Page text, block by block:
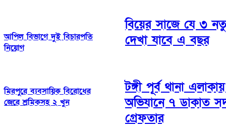
আপিল বিভাগে দুই বিচারপতি
নিয়োগ
মিরপুরে ব্যবসায়িক বিরোধের
জেরে শ্রমিকসহ ২ খুন
বিয়ের সাজে যে ৩
দেখা যাবে এ বছর
টঙ্গী পূর্ব থানা
অভিযানে ৭ ডাকাত
গ্রেফতার